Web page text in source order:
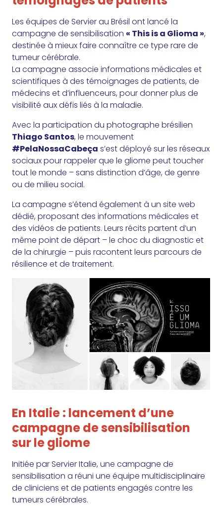
Les équipes de Servier au Brésil ont lancé la
campagne de sensibilisation « This is a Glioma »,
destinée à mieux faire connaître ce type rare de
tumeur cérébrale.
La campagne associe informations médicales et
scientifiques à des témoignages de patients, de
médecins et d’influenceurs, pour donner plus de
visibilité aux défis liés à la maladie.
Avec la participation du photographe brésilien
Thiago Santos, le mouvement
#PelaNossaCabeça s’est déployé sur les réseaux
sociaux pour rappeler que le gliome peut toucher
tout le monde – sans distinction d’âge, de genre
ou de milieu social.
La campagne s’étend également à un site web
dédié, proposant des informations médicales et
des vidéos de patients. Leurs récits partent d’un
même point de départ – le choc du diagnostic et
de la chirurgie – puis racontent leurs parcours de
résilience et de traitement.
En Italie : lancement d’une
campagne de sensibilisation
sur le gliome
Initiée par Servier Italie, une campagne de
sensibilisation a réuni une équipe multidisciplinaire
de cliniciens et de patients engagés contre les
tumeurs cérébrales.